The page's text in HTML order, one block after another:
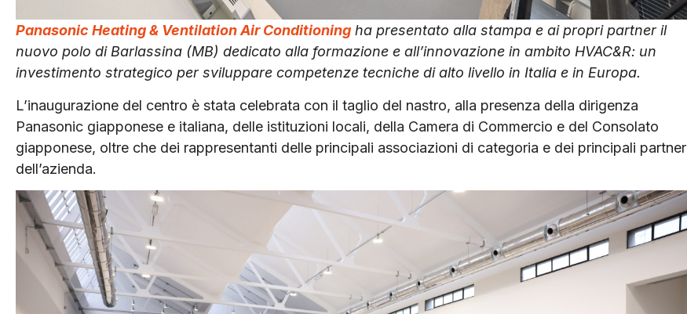
Panasonic Heating & Ventilation Air Conditioning ha presentato alla stampa e ai propri partner il
nuovo polo di Barlassina (MB) dedicato alla formazione e all’innovazione in ambito HVAC&R: un
investimento strategico per sviluppare competenze tecniche di alto livello in Italia e in Europa.
L’inaugurazione del centro è stata celebrata con il taglio del nastro, alla presenza della dirigenza
Panasonic giapponese e italiana, delle istituzioni locali, della Camera di Commercio e del Consolato
giapponese, oltre che dei rappresentanti delle principali associazioni di categoria e dei principali partner
dell’azienda.